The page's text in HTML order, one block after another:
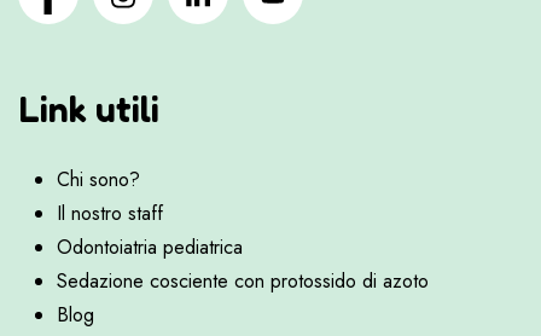
Link utili
Chi sono?
Il nostro staff
Odontoiatria pediatrica
Sedazione cosciente con protossido di azoto
Blog